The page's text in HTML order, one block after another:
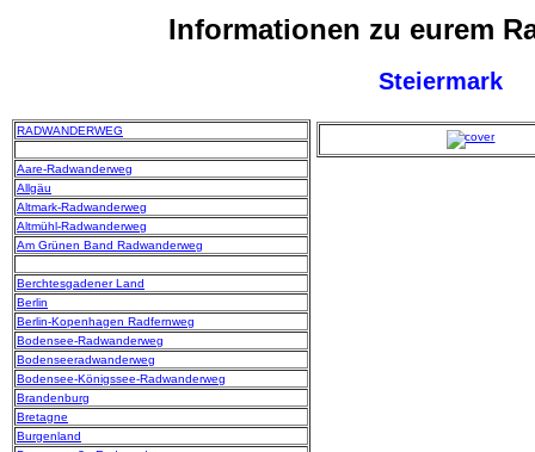
Informationen zu eurem
Steiermark
RADWANDERWEG
Aare-Radwanderweg
Allgäu
Altmark-Radwanderweg
Altmühl-Radwanderweg
Am Grünen Band Radwanderweg
Berchtesgadener Land
Berlin
Berlin-Kopenhagen Radfernweg
Bodensee-Radwanderweg
Bodenseeradwanderweg
Bodensee-Königssee-Radwanderweg
Brandenburg
Bretagne
Burgenland